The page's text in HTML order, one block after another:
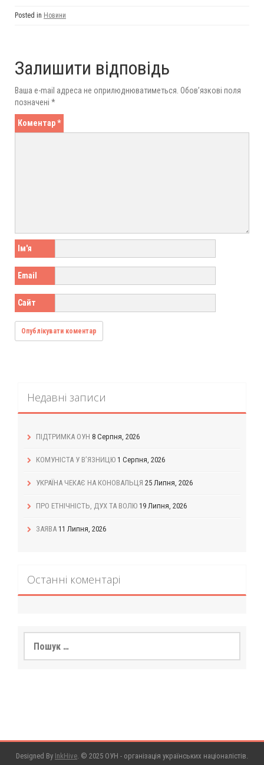
Posted in Новини
Залишити відповідь
Ваша e-mail адреса не оприлюднюватиметься. Обов’язкові поля
позначені *
Коментар*
Ім'я
Email
Сайт
Недавні записи
ПІДТРИМКА ОУН 8 Серпня, 2026
КОМУНІСТА У В’ЯЗНИЦЮ 1 Серпня, 2026
УКРАЇНА ЧЕКАЄ НА КОНОВАЛЬЦЯ 25 Липня, 2026
ПРО ЕТНІЧНІСТЬ, ДУХ ТА ВОЛЮ 19 Липня, 2026
ЗАЯВА 11 Липня, 2026
Останні коментарі
Designed By InkHive. © 2025 ОУН - організація українських націоналістів.